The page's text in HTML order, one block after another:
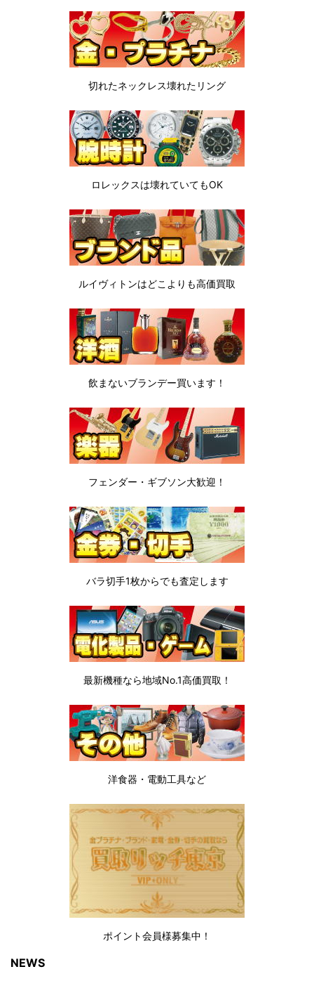
切れたネックレス壊れたリング
ロレックスは壊れていてもOK
ルイヴィトンはどこよりも高価買取
飲まないブランデー買います！
フェンダー・ギブソン大歓迎！
バラ切手1枚からでも査定します
最新機種なら地域No.1高価買取！
洋食器・電動工具など
ポイント会員様募集中！
NEWS